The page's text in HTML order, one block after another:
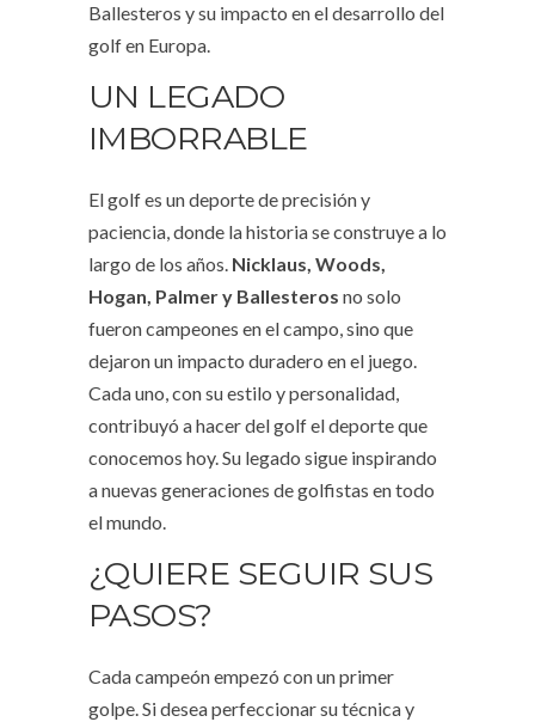
Ballesteros y su impacto en el desarrollo del
golf en Europa.
UN LEGADO
IMBORRABLE
El golf es un deporte de precisión y
paciencia, donde la historia se construye a lo
largo de los años. Nicklaus, Woods,
Hogan, Palmer y Ballesteros no solo
fueron campeones en el campo, sino que
dejaron un impacto duradero en el juego.
Cada uno, con su estilo y personalidad,
contribuyó a hacer del golf el deporte que
conocemos hoy. Su legado sigue inspirando
a nuevas generaciones de golfistas en todo
el mundo.
¿QUIERE SEGUIR SUS
PASOS?
Cada campeón empezó con un primer
golpe. Si desea perfeccionar su técnica y